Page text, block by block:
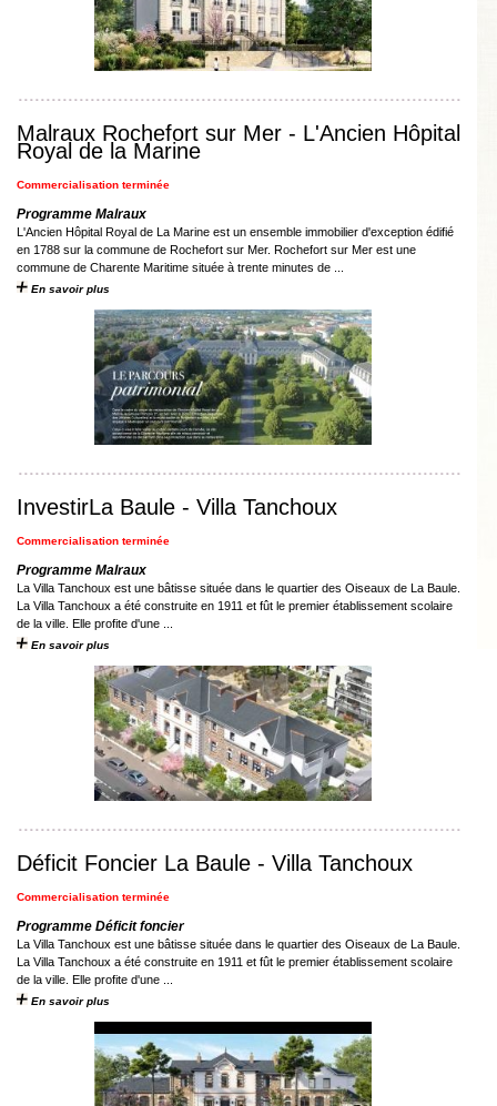
Malraux Rochefort sur Mer - L'Ancien Hôpital
Royal de la Marine
Commercialisation terminée
Programme Malraux
L'Ancien Hôpital Royal de La Marine est un ensemble immobilier d'exception édifié
en 1788 sur la commune de Rochefort sur Mer. Rochefort sur Mer est une
commune de Charente Maritime située à trente minutes de ...
En savoir plus
InvestirLa Baule - Villa Tanchoux
Commercialisation terminée
Programme Malraux
La Villa Tanchoux est une bâtisse située dans le quartier des Oiseaux de La Baule.
La Villa Tanchoux a été construite en 1911 et fût le premier établissement scolaire
de la ville. Elle profite d'une ...
En savoir plus
Déficit Foncier La Baule - Villa Tanchoux
Commercialisation terminée
Programme Déficit foncier
La Villa Tanchoux est une bâtisse située dans le quartier des Oiseaux de La Baule.
La Villa Tanchoux a été construite en 1911 et fût le premier établissement scolaire
de la ville. Elle profite d'une ...
En savoir plus